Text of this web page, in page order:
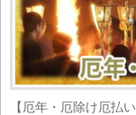
【厄年・厄除け厄払